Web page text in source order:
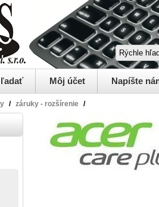
Môj účet Napíšte
/ záruky - rozšírenie /